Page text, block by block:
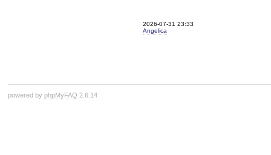
2026-07-31 23:33
Angelica
powered by phpMyFAQ 2.6.14